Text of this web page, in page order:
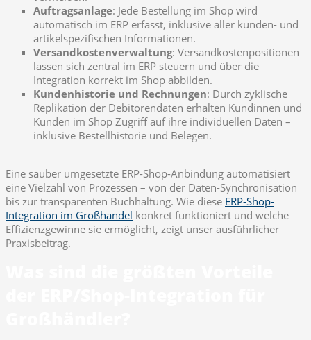
Auftragsanlage: Jede Bestellung im Shop wird
automatisch im ERP erfasst, inklusive aller kunden- und
artikelspezifischen Informationen.
Versandkostenverwaltung: Versandkostenpositionen
lassen sich zentral im ERP steuern und über die
Integration korrekt im Shop abbilden.
Kundenhistorie und Rechnungen: Durch zyklische
Replikation der Debitorendaten erhalten Kundinnen und
Kunden im Shop Zugriff auf ihre individuellen Daten –
inklusive Bestellhistorie und Belegen.
Eine sauber umgesetzte ERP-Shop-Anbindung automatisiert
eine Vielzahl von Prozessen – von der Daten-Synchronisation
bis zur transparenten Buchhaltung. Wie diese ERP-Shop-
Integration im Großhandel konkret funktioniert und welche
Effizienzgewinne sie ermöglicht, zeigt unser ausführlicher
Praxisbeitrag.